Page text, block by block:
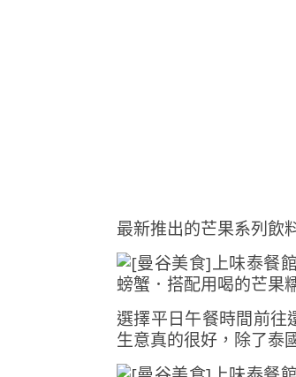
最新推出的芒果系列飲
選擇平日午餐時間前往
生意真的很好，除了泰